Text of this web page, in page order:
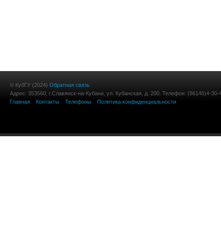
© КубГУ (2024) Обратная связь
Адрес: 353560, г.Славянск-на-Кубани, ул. Кубанская, д. 200. Телефон: (86146)4-30-
Главная
Контакты Телефоны Политика конфиденциальности